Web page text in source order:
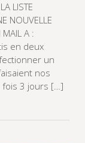
LISTE
NOUVELLE
MAIL A :
en deux
un
nos
fois 3 jours […]